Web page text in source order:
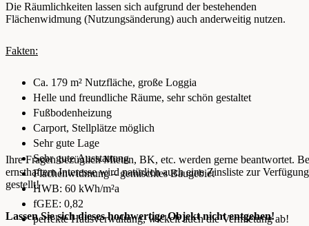
Die Räumlichkeiten lassen sich aufgrund der bestehenden
Flächenwidmung (Nutzungsänderung) auch anderweitig nutzen.
Fakten:
Ca. 179 m² Nutzfläche, große Loggia
Helle und freundliche Räume, sehr schön gestaltet
Fußbodenheizung
Carport, Stellplätze möglich
Sehr gute Lage
Sehr gute Ausstattung
Flächenwidmung – gemischtes Baugebiet
HWB: 60 kWh/m²a
fGEE: 0,82
perfekte Hausverwaltung, wickelt auch die Vermietung ab!
Ihre Fragen bezüglich Mieten, BK, etc. werden gerne beantwortet.
ernsthaftem Interesse wird natürlich auch eine Zinsliste zur Verfügung
gestellt!
Lassen Sie sich dieses hochwertige Objekt nicht entgehen!